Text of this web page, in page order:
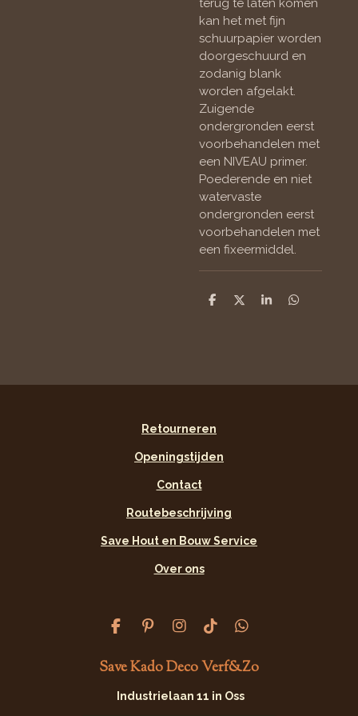
kan het met fijn
schuurpapier worden
doorgeschuurd en
zodanig blank
worden afgelakt.
Zuigende
ondergronden eerst
voorbehandelen met
een NIVEAU primer.
Poederende en niet
watervaste
ondergronden eerst
voorbehandelen met
een fixeermiddel.
D
D
S
D
Retourneren
Openingstijden
Contact
Routebeschrijving
Save Hout en Bouw Service
Over ons
F
c
e
b
o
P
n
t
e
r
I
s
t
a
g
T
k
T
o
k
W
a
t
s
A
Save Kado Deco Verf&Zo
Industrielaan 11 in Oss